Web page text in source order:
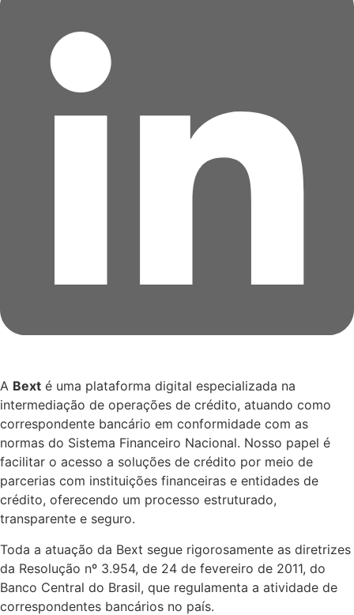
A Bext é uma plataforma digital especializada na
intermediação de operações de crédito, atuando como
correspondente bancário em conformidade com as
normas do Sistema Financeiro Nacional. Nosso papel é
facilitar o acesso a soluções de crédito por meio de
parcerias com instituições financeiras e entidades de
crédito, oferecendo um processo estruturado,
transparente e seguro.
Toda a atuação da Bext segue rigorosamente as diretrizes
da Resolução nº 3.954, de 24 de fevereiro de 2011, do
Banco Central do Brasil, que regulamenta a atividade de
correspondentes bancários no país.